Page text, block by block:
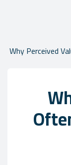
Why Perceived